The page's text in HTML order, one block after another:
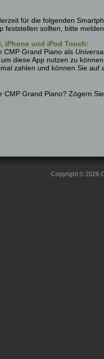
für die folgenden
feststellen sollten, bitte
iPhone und iPod Touch:
CMP Grand Piano als
diese App nutzen zu
zahlen und können Sie auf
CMP Grand Piano? Zögern
Copyright © 2026